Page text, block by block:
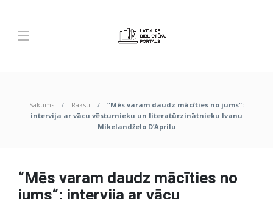
Sākums Raksti
“Mēs varam daudz mācīties no jums“:
intervija ar vācu vēsturnieku un literatūrzinātnieku Ivanu
Mikelandželo D’Aprilu
“Mēs varam daudz mācīties no
jums“: intervija ar vācu